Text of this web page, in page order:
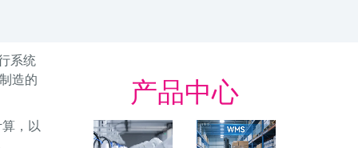
系统
造的
，以
产品中心